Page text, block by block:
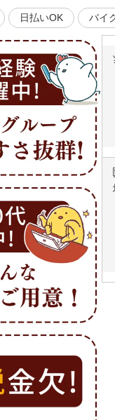
日払いOK バイ